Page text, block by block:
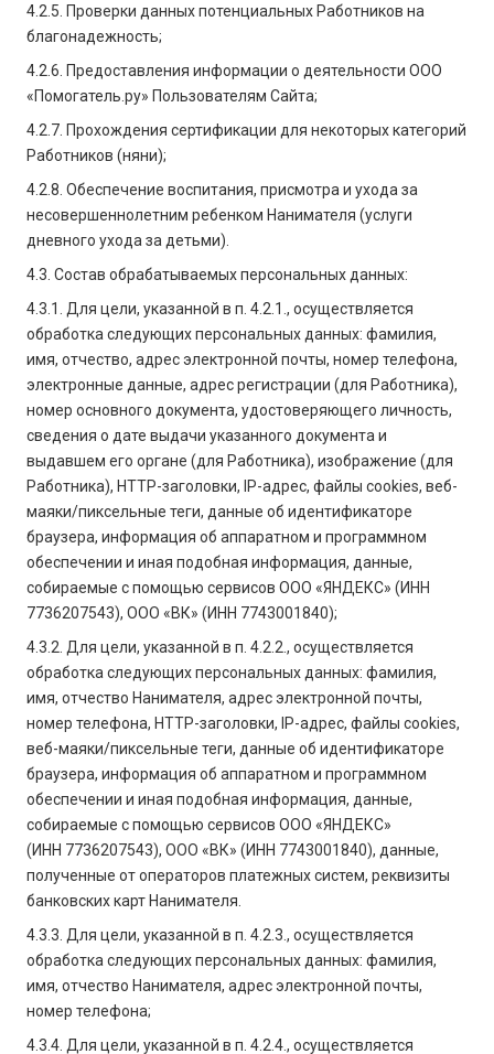
4.2.5. Проверки данных потенциальных Работников на
благонадежность;
4.2.6. Предоставления информации о деятельности ООО
«Помогатель.ру» Пользователям Сайта;
4.2.7. Прохождения сертификации для некоторых категорий
Работников (няни);
4.2.8. Обеспечение воспитания, присмотра и ухода за
несовершеннолетним ребенком Нанимателя (услуги
дневного ухода за детьми).
4.3. Состав обрабатываемых персональных данных:
4.3.1. Для цели, указанной в п. 4.2.1., осуществляется
обработка следующих персональных данных: фамилия,
имя, отчество, адрес электронной почты, номер телефона,
электронные данные, адрес регистрации (для Работника),
номер основного документа, удостоверяющего личность,
сведения о дате выдачи указанного документа и
выдавшем его органе (для Работника), изображение (для
Работника), HTTP-заголовки, IP-адрес, файлы cookies, веб-
маяки/пиксельные теги, данные об идентификаторе
браузера, информация об аппаратном и программном
обеспечении и иная подобная информация, данные,
собираемые с помощью сервисов ООО «ЯНДЕКС» (ИНН
7736207543), ООО «ВК» (ИНН 7743001840);
4.3.2. Для цели, указанной в п. 4.2.2., осуществляется
обработка следующих персональных данных: фамилия,
имя, отчество Нанимателя, адрес электронной почты,
номер телефона, HTTP-заголовки, IP-адрес, файлы cookies,
веб-маяки/пиксельные теги, данные об идентификаторе
браузера, информация об аппаратном и программном
обеспечении и иная подобная информация, данные,
собираемые с помощью сервисов ООО «ЯНДЕКС»
(ИНН 7736207543), ООО «ВК» (ИНН 7743001840), данные,
полученные от операторов платежных систем, реквизиты
банковских карт Нанимателя.
4.3.3. Для цели, указанной в п. 4.2.3., осуществляется
обработка следующих персональных данных: фамилия,
имя, отчество Нанимателя, адрес электронной почты,
номер телефона;
4.3.4. Для цели, указанной в п. 4.2.4., осуществляется